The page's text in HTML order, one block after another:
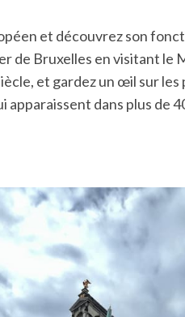
et découvrez son
de Bruxelles en visitant le
et gardez un œil sur
apparaissent dans plus de